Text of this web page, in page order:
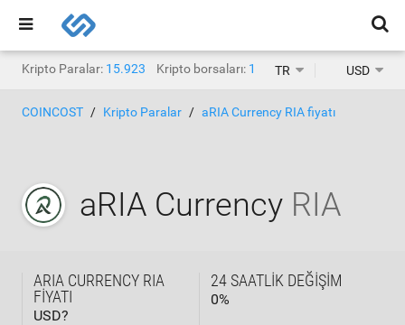
Kripto Paralar: 15.923 Kripto borsaları: 1.471TR USD
COINCOST Kripto Paralar aRIA Currency RIA fiyatı
aRIA Currency RIA
ARIA CURRENCY RIA
FIYATI
USD?
24 SAATLIK DEĞIŞIM
0%